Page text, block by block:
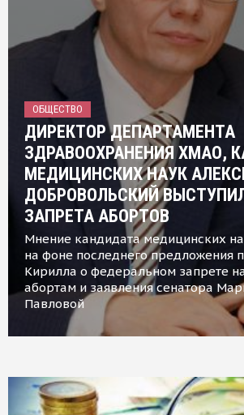
ОБЩЕСТВО
ДИРЕКТОР ДЕПАРТАМЕНТА
ЗДРАВООХРАНЕНИЯ ХМАО,
МЕДИЦИНСКИХ НАУК
ДОБРОВОЛЬСКИЙ
ЗАПРЕТА АБОРТОВ
Мнение кандидата медицинских
на фоне последнего предложения
Кирилла о федеральном запрете
абортам и заявления сенатора
Павловой